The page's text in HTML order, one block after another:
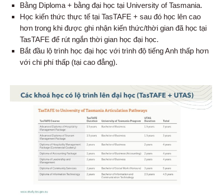
Bằng Diploma + bằng đại học tại University of Tasmania.
Học kiến thức thực tế tại TasTAFE + sau đó học lên cao
hơn trong khi được ghi nhận kiến thức/thời gian đã học tại
TasTAFE để rút ngắn thời gian học đại học.
Bắt đầu lộ trình học đại học với trình độ tiếng Anh thấp hơn
với chi phí thấp (tại cao đẳng).